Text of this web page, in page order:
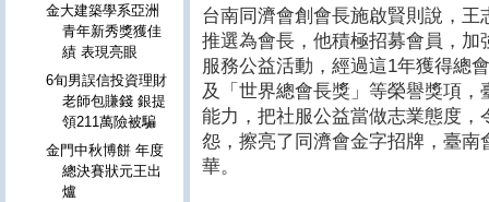
台南同濟會創會長施啟賢則說，
推選為會長，他積極招募會員，
服務公益活動，經過這1年獲得總
及「世界總會長獎」等榮譽獎項
能力，把社服公益當做志業態度
怨，擦亮了同濟會金字招牌，臺
華。
金大建築學系亞洲
青年新秀獎獲佳
績 表現亮眼
6旬男誤信投資理財
老師包賺錢 銀提
領211萬險被騙
金門中秋博餅 年度
總決賽狀元王出
爐